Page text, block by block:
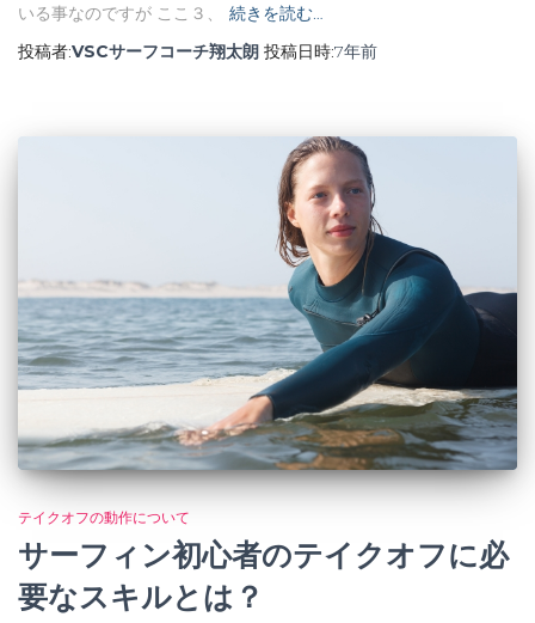
いる事なのですが ここ３、
続きを読む…
投稿者:VSCサーフコーチ翔太朗 投稿日時:7年前
テイクオフの動作について
サーフィン初心者のテイクオフに必
要なスキルとは？